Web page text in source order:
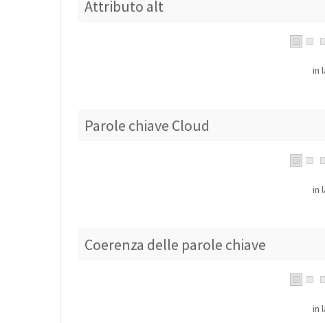
Attributo alt
in
Parole chiave Cloud
in
Coerenza delle parole chiave
in